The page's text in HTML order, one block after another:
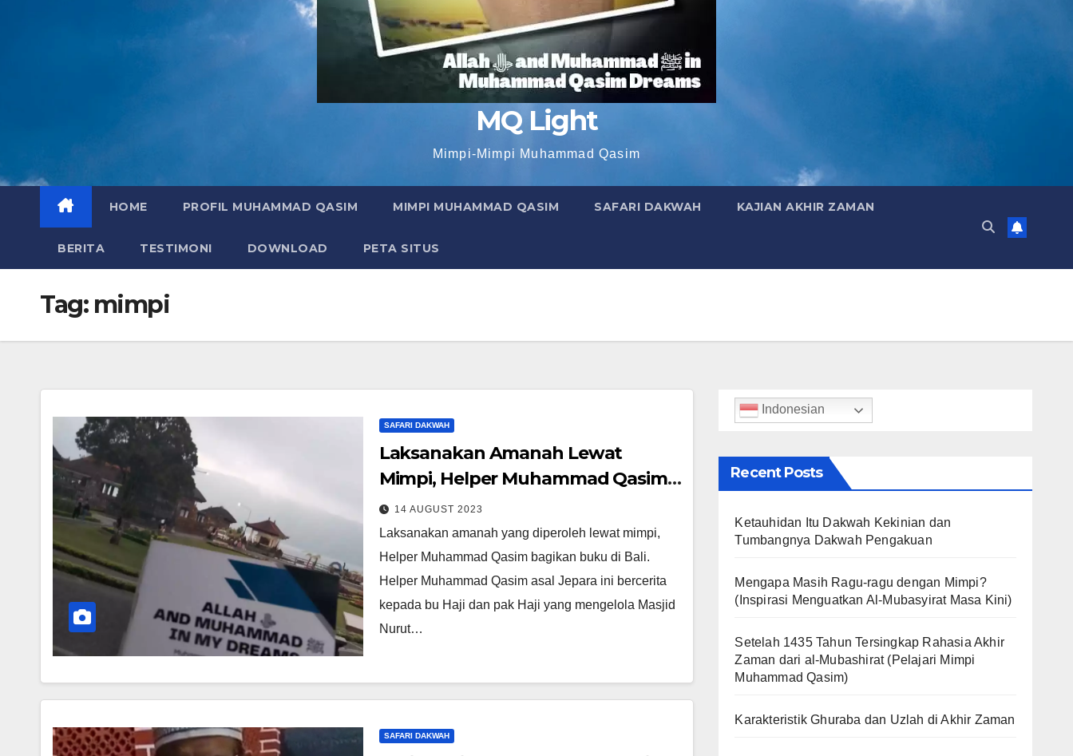
MQ Light
Mimpi-Mimpi Muhammad Qasim
HOME PROFIL MUHAMMAD QASIM MIMPI MUHAMMAD QASIM SAFARI DAKWAH KAJIAN AKHIR ZAMAN
BERITA TESTIMONI DOWNLOAD PETA SITUS
Tag: mimpi
SAFARI DAKWAH
Laksanakan Amanah Lewat
Mimpi, Helper Muhammad Qasim
Bagikan Buku di Bali
14 AUGUST 2023
Laksanakan amanah yang diperoleh lewat mimpi,
Helper Muhammad Qasim bagikan buku di Bali.
Helper Muhammad Qasim asal Jepara ini bercerita
kepada bu Haji dan pak Haji yang mengelola Masjid
Nurut…
SAFARI DAKWAH
Indonesian
Recent Posts
Ketauhidan Itu Dakwah Kekinian dan
Tumbangnya Dakwah Pengakuan
Mengapa Masih Ragu-ragu dengan Mimpi?
(Inspirasi Menguatkan Al-Mubasyirat Masa Kini)
Setelah 1435 Tahun Tersingkap Rahasia Akhir
Zaman dari al-Mubashirat (Pelajari Mimpi
Muhammad Qasim)
Karakteristik Ghuraba dan Uzlah di Akhir Zaman